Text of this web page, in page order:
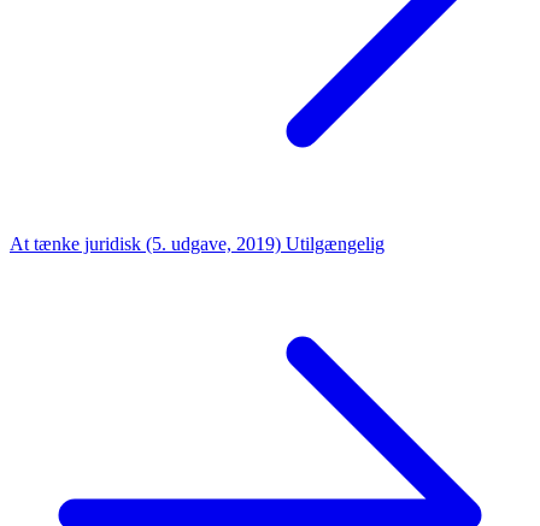
At tænke juridisk (5. udgave, 2019) Utilgængelig